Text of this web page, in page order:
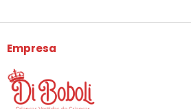
Empresa